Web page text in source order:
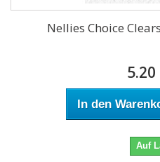
Nellies Choice
5.20
In den
Auf